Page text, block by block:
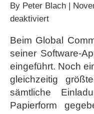
By Peter Blach |
deaktiviertfür
digitale
Kommunikation
Global
Communications
Forum
Beim Global
seiner Software-
eingeführt. Noch
gleichzeitig
sämtliche
Papierform